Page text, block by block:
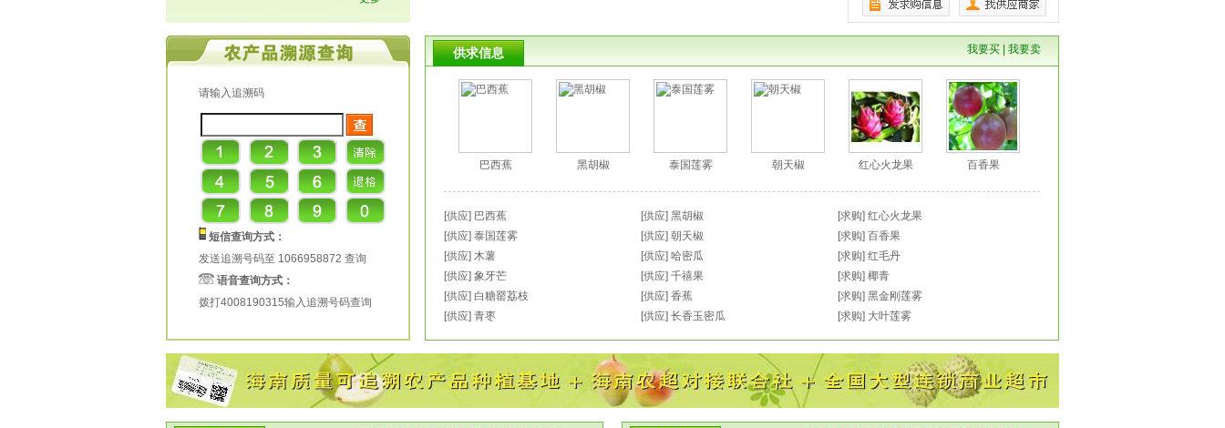
请输入追溯码
短信查询方式：
发送追溯号码至 1066958872 查询
语音查询方式：
拨打4008190315输入追溯号码查询
供求信息 我要买| 我要卖
巴西蕉 黑胡椒 泰国莲雾 朝天椒 红心火龙果 百香果
[供应] 巴西蕉 [供应] 黑胡椒 [求购] 红心火龙果
[供应] 泰国莲雾 [供应] 朝天椒 [求购] 百香果
[供应] 木薯 [供应] 哈密瓜 [求购] 红毛丹
[供应] 象牙芒 [供应] 千禧果 [求购] 椰青
[供应] 白糖罂荔枝 [供应] 香蕉 [求购] 黑金刚莲雾
[供应] 青枣 [供应] 长香玉密瓜 [求购] 大叶莲雾